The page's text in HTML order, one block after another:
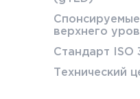
верхнего
Стандарт ISO
Технический